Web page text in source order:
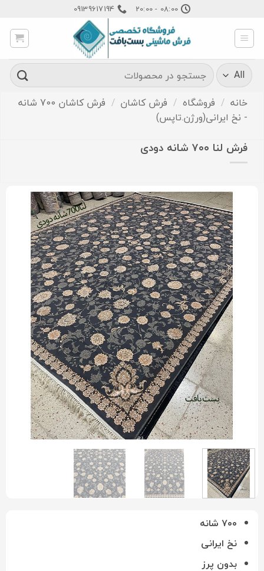
content
08:00 - 20:00
09139617194
جستجو
برای:
خانه / فروشگاه / فرش کاشان /
فرش کاشان 700 شانه
- نخ ایرانی(ورژن.تاپس)
فرش لنا ۷۰۰ شانه دودی
۷۰۰ شانه
نخ ایرانی
بدون پرز